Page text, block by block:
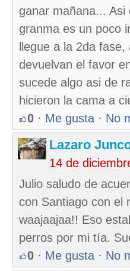
ganar mañana...
granma es un poco
llegue a la 2da
devuelvan el favor
sucede algo asi de
hicieron la cama a
0 · Me gusta · No
Lazaro
14 de
Julio saludo de
con Santiago con el
waajaajaa!! Eso
perros por mi tía.
0 · Me gusta · No